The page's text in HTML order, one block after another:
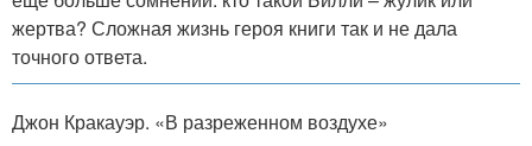
жертва? Сложная жизнь героя книги так и не дала
точного ответа.
Джон Кракауэр. «В разреженном воздухе»